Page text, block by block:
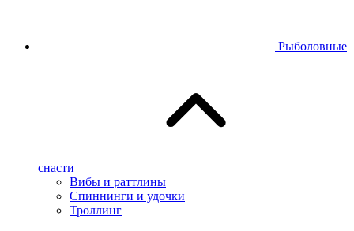
Рыболовные
снасти
Вибы и раттлины
Спиннинги и удочки
Троллинг